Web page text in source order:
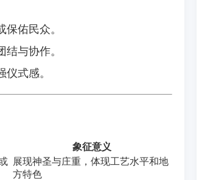
佑民众。
结与协作。
仪式感。
象征意义
展现神圣与庄重，体现工艺水平和地
方特色